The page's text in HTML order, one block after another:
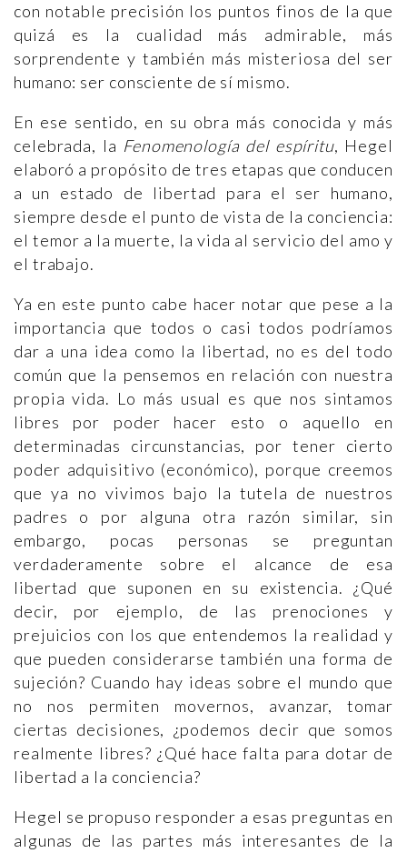
con notable precisión los puntos finos de la que
quizá es la cualidad más admirable, más
sorprendente y también más misteriosa del ser
humano: ser consciente de sí mismo.
En ese sentido, en su obra más conocida y más
celebrada, la Fenomenología del espíritu, Hegel
elaboró a propósito de tres etapas que conducen
a un estado de libertad para el ser humano,
siempre desde el punto de vista de la conciencia:
el temor a la muerte, la vida al servicio del amo y
el trabajo.
Ya en este punto cabe hacer notar que pese a la
importancia que todos o casi todos podríamos
dar a una idea como la libertad, no es del todo
común que la pensemos en relación con nuestra
propia vida. Lo más usual es que nos sintamos
libres por poder hacer esto o aquello en
determinadas circunstancias, por tener cierto
poder adquisitivo (económico), porque creemos
que ya no vivimos bajo la tutela de nuestros
padres o por alguna otra razón similar, sin
embargo, pocas personas se preguntan
verdaderamente sobre el alcance de esa
libertad que suponen en su existencia. ¿Qué
decir, por ejemplo, de las prenociones y
prejuicios con los que entendemos la realidad y
que pueden considerarse también una forma de
sujeción? Cuando hay ideas sobre el mundo que
no nos permiten movernos, avanzar, tomar
ciertas decisiones, ¿podemos decir que somos
realmente libres? ¿Qué hace falta para dotar de
libertad a la conciencia?
Hegel se propuso responder a esas preguntas en
algunas de las partes más interesantes de la